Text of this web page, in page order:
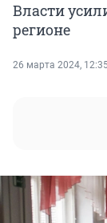
Власти
регионе
26 марта 2024,